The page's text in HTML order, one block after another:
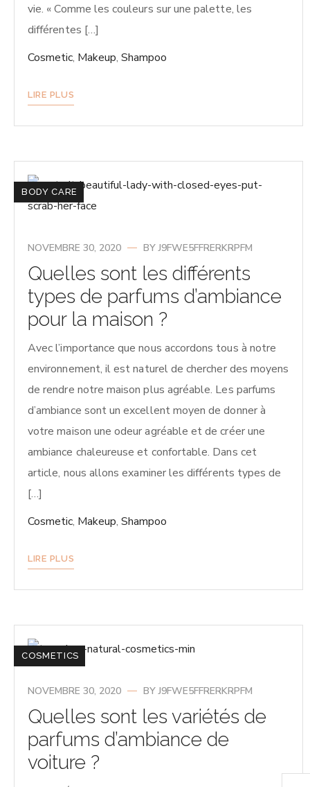
vie. « Comme les couleurs sur une palette, les
différentes […]
Cosmetic, Makeup, Shampoo
LIRE PLUS
BODY CARE
NOVEMBRE 30, 2020 BYJ9FWE5FFRERKRPFM
Quelles sont les différents
types de parfums d’ambiance
pour la maison ?
Avec l’importance que nous accordons tous à notre
environnement, il est naturel de chercher des moyens
de rendre notre maison plus agréable. Les parfums
d’ambiance sont un excellent moyen de donner à
votre maison une odeur agréable et de créer une
ambiance chaleureuse et confortable. Dans cet
article, nous allons examiner les différents types de
[…]
Cosmetic, Makeup, Shampoo
LIRE PLUS
COSMETICS
NOVEMBRE 30, 2020 BYJ9FWE5FFRERKRPFM
Quelles sont les variétés de
parfums d’ambiance de
voiture ?